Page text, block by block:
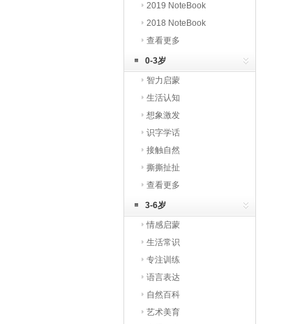
2019 NoteBook
2018 NoteBook
查看更多
0-3岁
智力启蒙
生活认知
想象激发
识字学话
接触自然
撕撕扯扯
查看更多
3-6岁
情感启蒙
生活常识
专注训练
语言表达
自然百科
艺术美育